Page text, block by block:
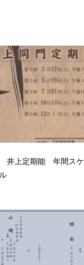
井上定期能 年間スケ